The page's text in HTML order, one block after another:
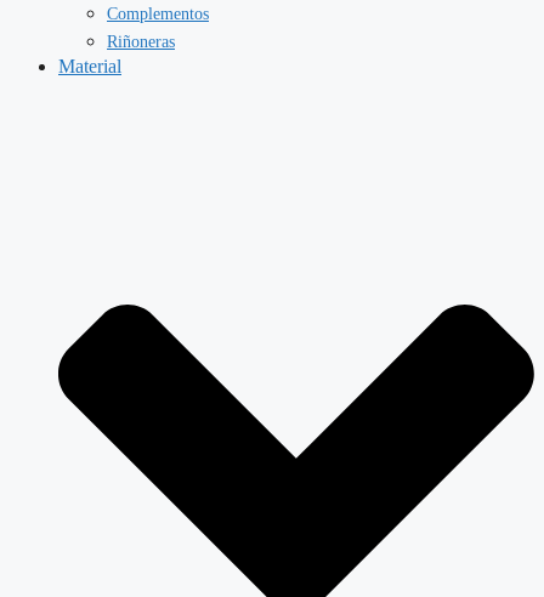
Complementos
Riñoneras
Material